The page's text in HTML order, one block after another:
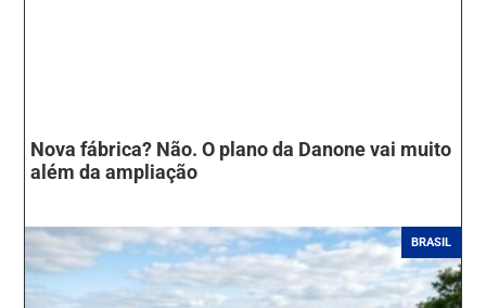
Nova fábrica? Não. O plano da Danone vai muito
além da ampliação
BRASIL